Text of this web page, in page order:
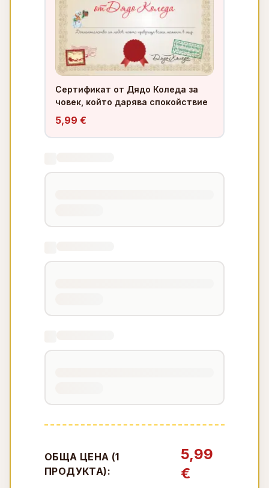
Сертификат от Дядо Коледа за
човек, който дарява спокойствие
5,99 €
ОБЩА ЦЕНА (1
ПРОДУКТА):
5,99
€